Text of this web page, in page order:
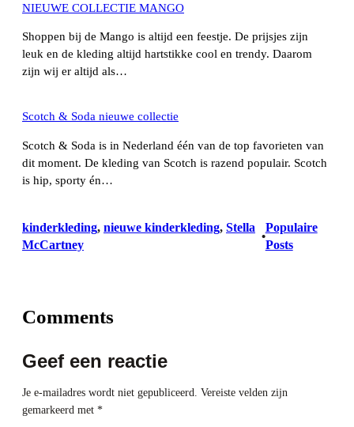
NIEUWE COLLECTIE MANGO
Shoppen bij de Mango is altijd een feestje. De prijsjes zijn
leuk en de kleding altijd hartstikke cool en trendy. Daarom
zijn wij er altijd als…
Scotch & Soda nieuwe collectie
Scotch & Soda is in Nederland één van de top favorieten van
dit moment. De kleding van Scotch is razend populair. Scotch
is hip, sporty én…
kinderkleding, nieuwe kinderkleding, Stella
McCartney
•
Populaire
Posts
Comments
Geef een reactie
Je e-mailadres wordt niet gepubliceerd.
Vereiste velden zijn
gemarkeerd met *